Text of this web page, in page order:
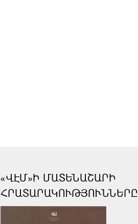
«ՎԷՄ»Ի ՄԱՏԵՆԱՇԱՐԻ
ՀՐԱՏԱՐԱԿՈՒԹՅՈՒՆՆԵՐԸ